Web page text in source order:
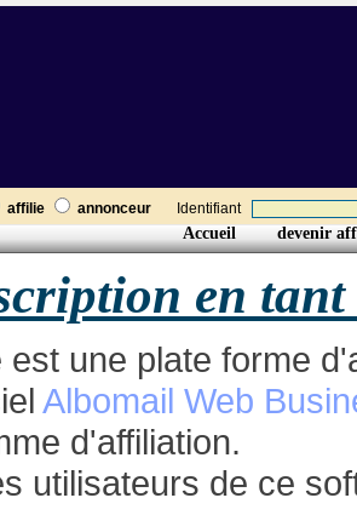
affilie annonceur Identifiant
Accueil devenir
en
est une plate forme
Albomail Web
d'affiliation.
utilisateurs de ce